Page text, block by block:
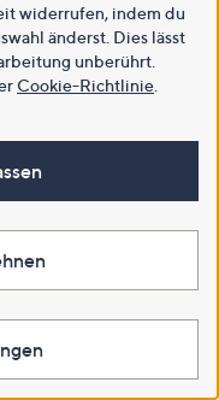
widerrufen, indem du
änderst. Dies lässt
unberührt.
Cookie-Richtlinie